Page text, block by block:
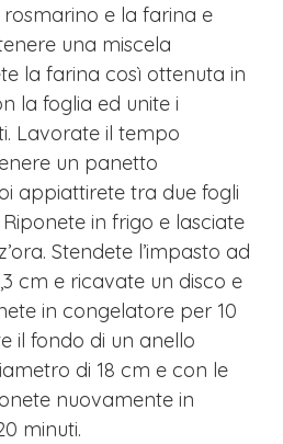
e la farina e
una miscela
la farina così ottenuta in
la foglia ed unite i
Lavorate il tempo
un panetto
appiattirete tra due fogli
in frigo e lasciate
Stendete l’impasto ad
cm e ricavate un disco e
in congelatore per 10
il fondo di un anello
di 18 cm e con le
nuovamente in
minuti.